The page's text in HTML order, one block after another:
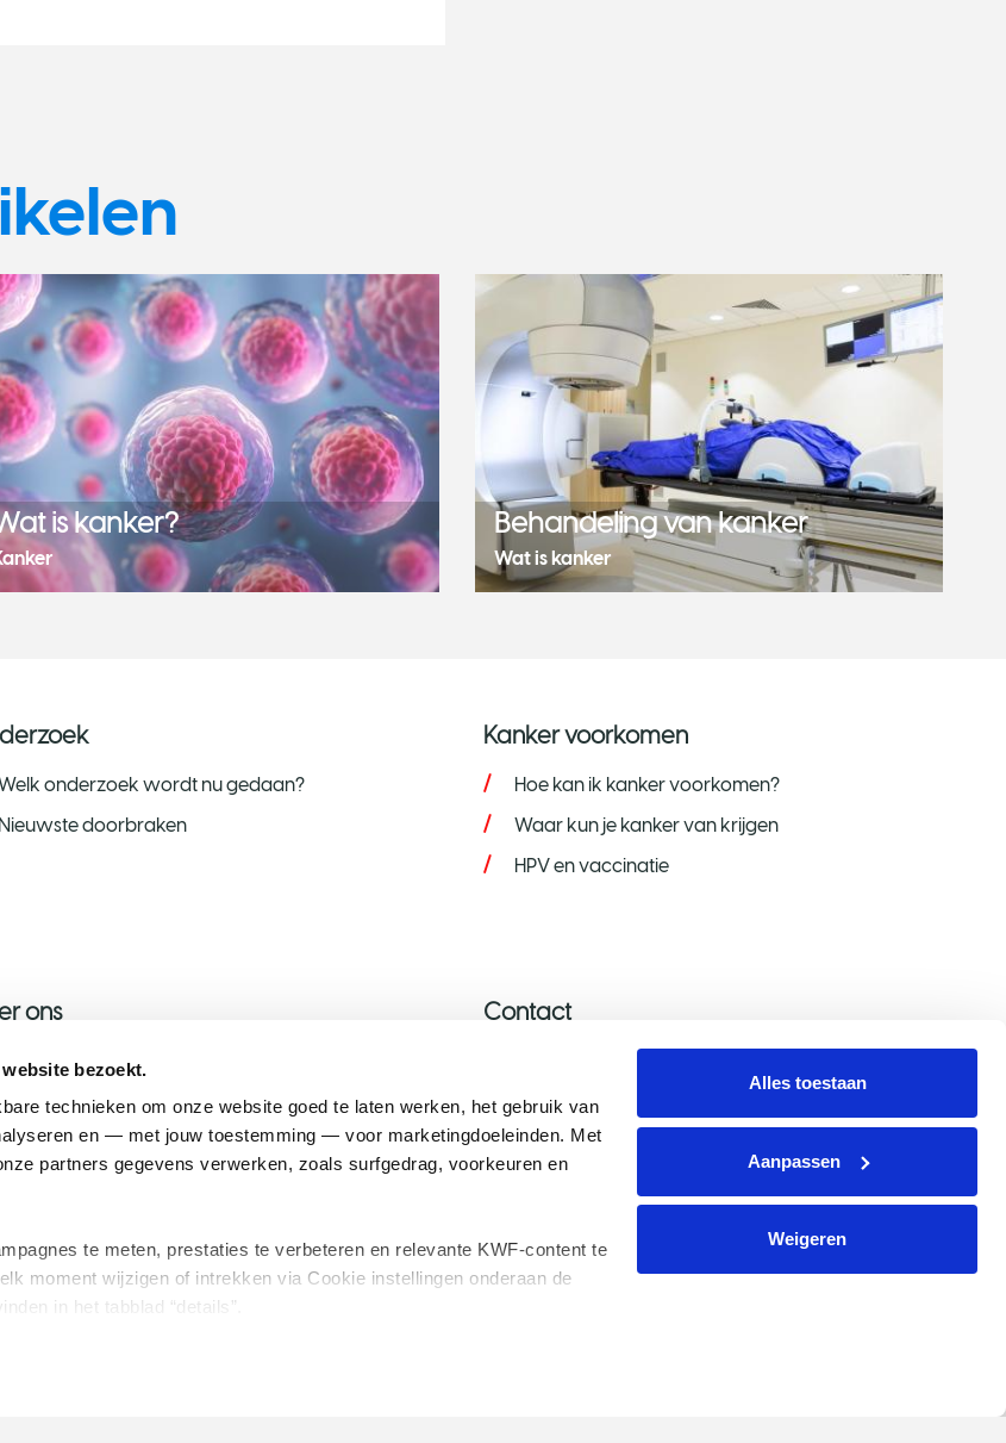
bezoekt.
technieken om onze website goed te laten werken, het gebruik van
en — met jouw toestemming — voor marketingdoeleinden. Met
partners gegevens verwerken, zoals surfgedrag, voorkeuren en
te meten, prestaties te verbeteren en relevante KWF-content te
moment wijzigen of intrekken via Cookie instellingen onderaan de
in het tabblad “details”.
Alles toestaan
Aanpassen
Weigeren
is kanker? Behandeling van kanker
Wat is kanker
onderzoek wordt nu gedaan?
Nieuwste doorbraken
Kanker voorkomen
Hoe kan ik kanker voorkomen?
Waar kun je kanker van krijgen
HPV en vaccinatie
ons
Over KWF
ambassadeurs
Contact
Donatie wijzigen/opzeggen
Aanmelden nieuwsbrief